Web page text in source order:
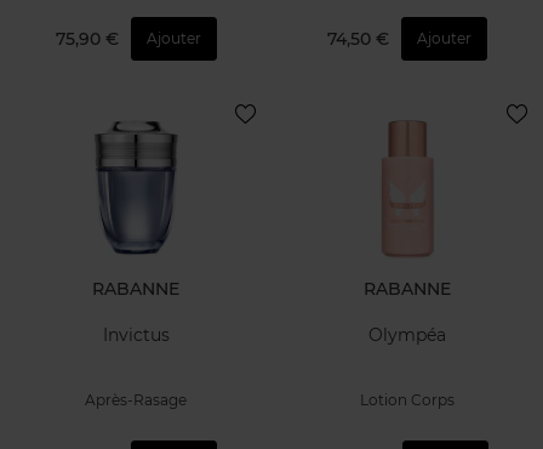
75,90 € Ajouter 74,50 € Ajouter
RABANNE
Invictus
Après-Rasage
RABANNE
Olympéa
Lotion Corps